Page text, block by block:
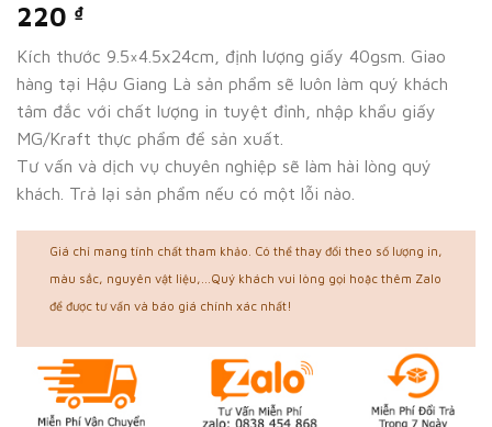
220 ₫
Kích thước 9.5×4.5x24cm, định lượng giấy 40gsm. Giao
hàng tại Hậu Giang Là sản phẩm sẽ luôn làm quý khách
tâm đắc với chất lượng in tuyệt đỉnh, nhập khẩu giấy
MG/Kraft thực phẩm để sản xuất.
Tư vấn và dịch vụ chuyên nghiệp sẽ làm hài lòng quý
khách. Trả lại sản phẩm nếu có một lỗi nào.
Giá chỉ mang tính chất tham khảo. Có thể thay đổi theo số lượng in,
màu sắc, nguyên vật liệu,...Quý khách vui lòng gọi hoặc thêm Zalo
để được tư vấn và báo giá chính xác nhất!